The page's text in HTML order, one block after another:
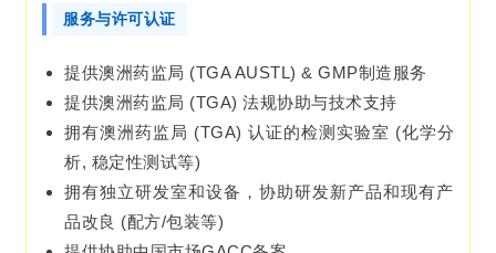
服务与许可认证
提供澳洲药监局 (TGA AUSTL) & GMP制造服务
提供澳洲药监局 (TGA) 法规协助与技术支持
拥有澳洲药监局 (TGA) 认证的检测实验室 (化学分
析, 稳定性测试等)
拥有独立研发室和设备，协助研发新产品和现有产
品改良 (配方/包装等)